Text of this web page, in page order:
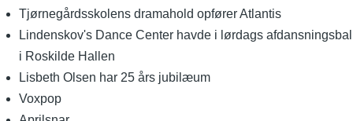
Tjørnegårdsskolens dramahold opfører Atlantis
Lindenskov's Dance Center havde i lørdags afdansningsbal
i Roskilde Hallen
Lisbeth Olsen har 25 års jubilæum
Voxpop